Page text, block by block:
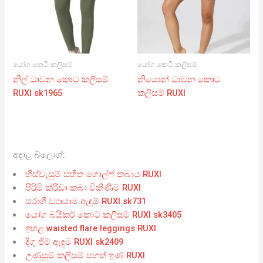
යෝග කෙටි කලිසම්
නිල් ධාවන කොට කලිසම්
RUXI sk1965
යෝග කෙටි කලිසම්
නියොන් ධාවන කොට
කලිසම් RUXI
අදාළ බ්ලොග්:
හිස්වැසුම් සහිත ගොල්ෆ් කබාය RUXI
පිරිමි ක්රීඩා කබා විකිණීම RUXI
සරාගී ව්‍යායාම ඇඳුම් RUXI sk731
යෝග බයිකර් කොට කලිසම් RUXI sk3405
ඉහළ waisted flare leggings RUXI
දිගු ජිම් ඇඳුම RUXI sk2409
උණුසුම් කලිසම් පහත් ඉණ RUXI